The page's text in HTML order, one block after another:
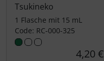
Tsukineko
1 Flasche mit 15 mL
Code: RC-000-325
4,20 €